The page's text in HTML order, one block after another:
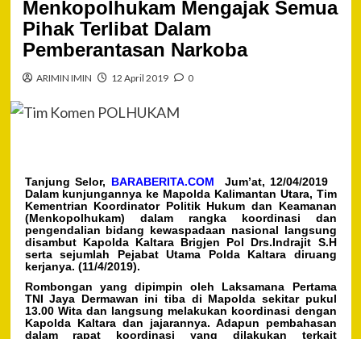
Menkopolhukam Mengajak Semua
Pihak Terlibat Dalam
Pemberantasan Narkoba
ARIMIN IMIN 12 April 2019 0
Tanjung Selor, BARABERITA.COM Jum’at, 12/04/2019
Dalam kunjungannya ke Mapolda Kalimantan Utara, Tim
Kementrian Koordinator Politik Hukum dan Keamanan
(Menkopolhukam) dalam rangka koordinasi dan
pengendalian bidang kewaspadaan nasional langsung
disambut Kapolda Kaltara Brigjen Pol Drs.Indrajit S.H
serta sejumlah Pejabat Utama Polda Kaltara diruang
kerjanya. (11/4/2019).
Rombongan yang dipimpin oleh Laksamana Pertama
TNI Jaya Dermawan ini tiba di Mapolda sekitar pukul
13.00 Wita dan langsung melakukan koordinasi dengan
Kapolda Kaltara dan jajarannya. Adapun pembahasan
dalam rapat koordinasi yang dilakukan terkait